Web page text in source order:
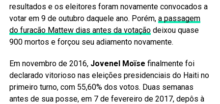
resultados e os eleitores foram novamente convocados a
votar em 9 de outubro daquele ano. Porém, a passagem
do furacão Mattew dias antes da votaçãodeixou quase
900 mortos e forçou seu adiamento novamente.
Em novembro de 2016, Jovenel Moïse finalmente foi
declarado vitorioso nas eleições presidenciais do Haiti no
primeiro turno, com 55,60% dos votos. Duas semanas
antes de sua posse, em 7 de fevereiro de 2017, depôs à